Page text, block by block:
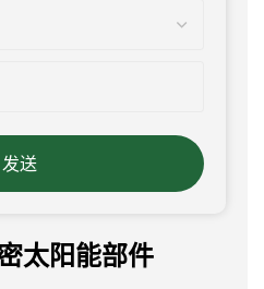
太阳能部件
发送